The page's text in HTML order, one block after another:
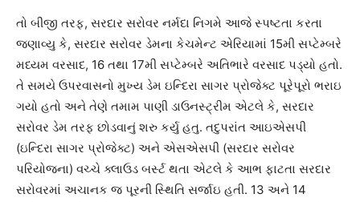
તો બીજી તરફ, સરદાર સરોવર નર્મદા નિગમે આજે સ્પષ્ટતા કરતા
જણાવ્યુ કે, સરદાર સરોવર ડેમના કેચમેન્ટ એરિયામાં 15મી સપ્ટેમ્બરે
મધ્યમ વરસાદ, 16 તથા 17મી સપ્ટેમ્બરે અતિભારે વરસાદ પડ્યો હતો.
તે સમયે ઉપરવાસનો મુખ્ય ડેમ ઇન્દિરા સાગર પ્રોજેક્ટ પૂરેપૂરો ભરાઇ
ગયો હતો અને તેણે તમામ પાણી ડાઉનસ્ટ્રીમ એટલે કે, સરદાર
સરોવર ડેમ તરફ છોડવાનું શરુ કર્યુ હતુ. તદુપરાંત આઇએસપી
(ઇન્દિરા સાગર પ્રોજેક્ટ) અને એસએસપી (સરદાર સરોવર
પરિયોજના) વચ્ચે ક્લાઉડ બર્સ્ટ થતા એટલે કે આભ ફાટતા સરદાર
સરોવરમાં અચાનક જ પૂરની સ્થિતિ સર્જાઇ હતી. 13 અને 14